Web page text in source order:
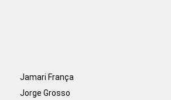
Jamari França
Jorge Grosso